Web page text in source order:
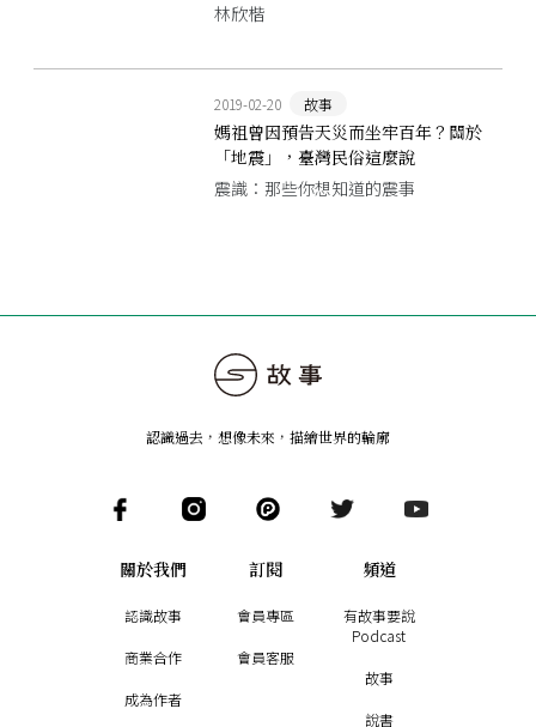
林欣楷
2019-02-20 故事
媽祖曾因預告天災而坐牢百年？關於
「地震」，臺灣民俗這麼說
震識：那些你想知道的震事
認識過去，想像未來 ， 描繪世界的輪廓
關於我們
認識故事
商業合作
成為作者
訂閱
會員專區
會員客服
頻道
有故事要說
Podcast
故事
說書